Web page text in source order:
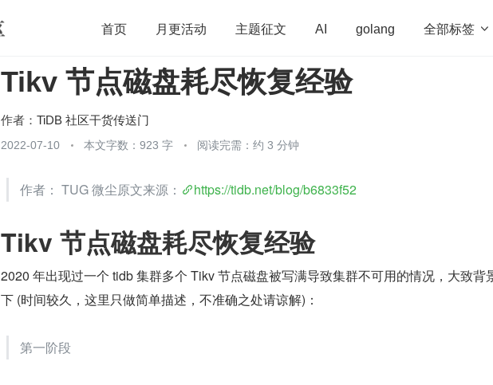
首页 月更活动 主题征文 AI golang 全部标签 
开源 架构 OpenHarmony 算法 学习方法
团队管理 程序员
Tikv 节点磁盘耗尽恢复经验
作者： TiDB 社区干货传送门
2022-07-10 本文字数：923 字 阅读完需：约 3 分钟
作者： TUG 微尘原文来源： https://tidb.net/blog/b6833f52
Tikv 节点磁盘耗尽恢复经验
2020 年出现过一个 tidb 集群多个 Tikv 节点磁盘被写满导致集群不可用的情况，大致背
下 (时间较久，这里只做简单描述，不准确之处请谅解)：
第一阶段